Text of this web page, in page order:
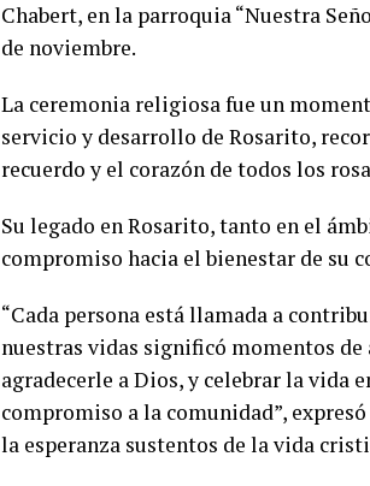
Chabert, en la parroquia “Nuestra
de noviembre.
La ceremonia religiosa fue un
servicio y desarrollo de Rosarito,
recuerdo y el corazón de todos los
Su legado en Rosarito, tanto en el
compromiso hacia el bienestar de su
“Cada persona está llamada a
nuestras vidas significó momentos
agradecerle a Dios, y celebrar la vida
compromiso a la comunidad”,
la esperanza sustentos de la vida